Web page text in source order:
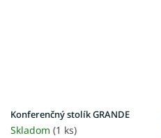
Konferenčný stolík GRANDE
Skladom (1 ks)